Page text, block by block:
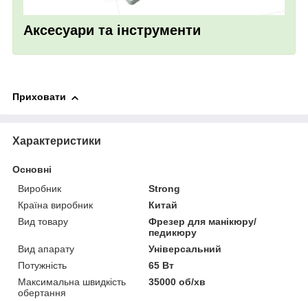
Аксесуари та інструменти
Приховати
Характеристики
Основні
Виробник
Strong
Країна виробник
Китай
Вид товару
Фрезер для манікюру/
педикюру
Вид апарату
Універсальний
Потужність
65 Вт
Максимальна швидкість
обертання
35000 об/хв